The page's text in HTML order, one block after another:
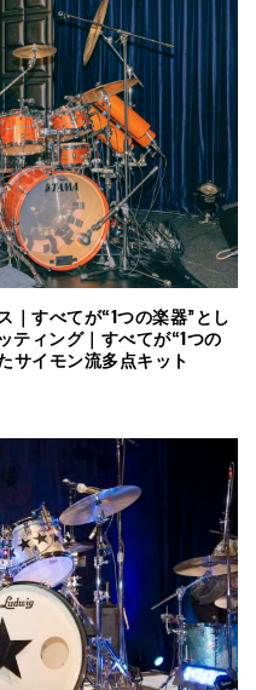
｜すべてが“1つの楽器”とし
ティング｜すべてが“1つの
サイモン流多点キット